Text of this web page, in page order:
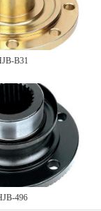
B31
496